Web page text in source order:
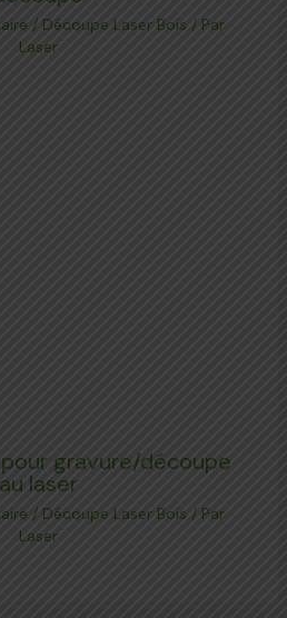
/ Découpe Laser Bois / Par
Laser
pour gravure/découpe
au laser
/ Découpe Laser Bois / Par
Laser